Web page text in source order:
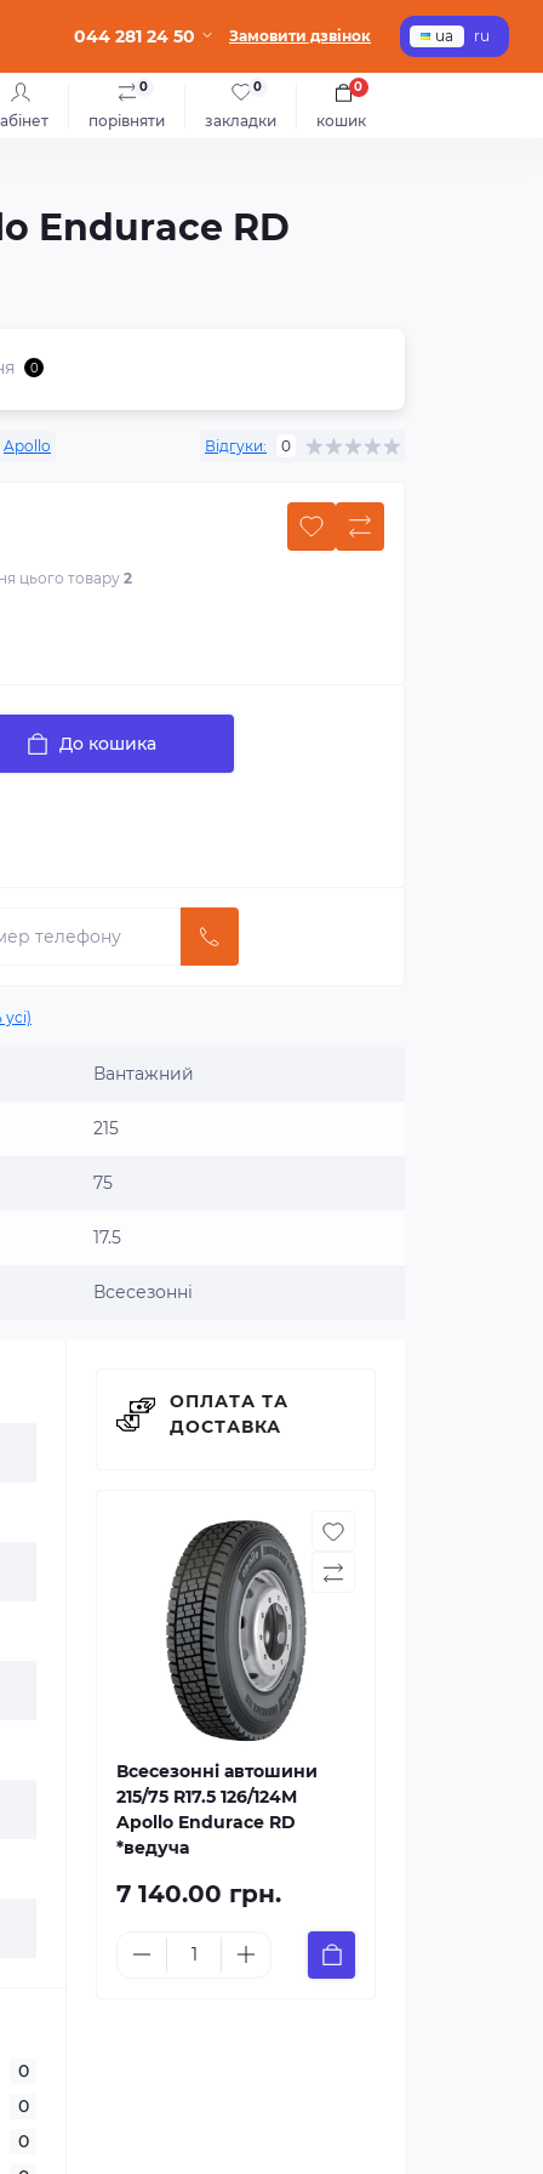
044 281 24 50 Замовити дзвінок ua ru
порівняти
0
закладки
0
кошик
0
Endurace RD
0
Apollo Відгуки: 0
цього товару 2
До кошика
Вантажний
215
75
17.5
Всесезонні
0
0
0
ОПЛАТА ТА
ДОСТАВКА
Всесезонні автошини
215/75 R17.5 126/124M
Apollo Endurace RD
*ведуча
7 140.00 грн.